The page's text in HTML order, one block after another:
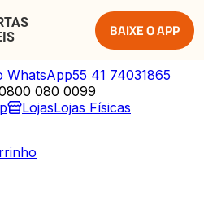
BAIXE O APP
WhatsApp55 41 74031865
080 0099
LojasLojas Físicas